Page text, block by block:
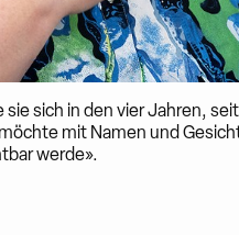
sich in den vier Jahren,
mit Namen und
werde».